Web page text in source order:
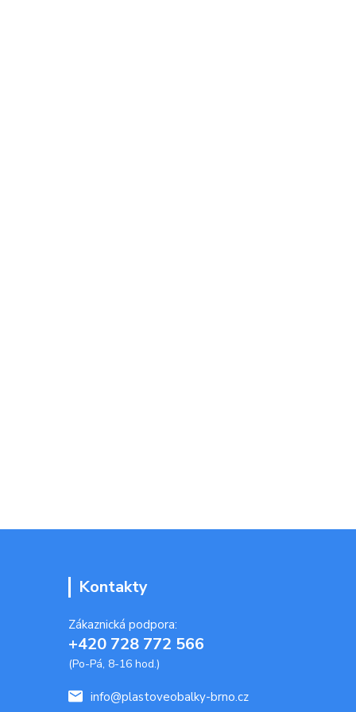
Kontakty
Zákaznická podpora:
+420 728 772 566
(Po-Pá, 8-16 hod.)
info@plastoveobalky-brno.cz